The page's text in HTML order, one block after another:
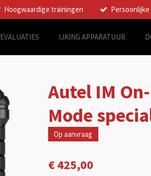
Hoogwaardige trainingen
EVALUATIES IJKING APPARATUUR
Autel IM
Mode
Op aanvraag
€ 425,00